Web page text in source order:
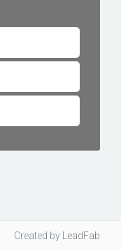
Created by LeadFab